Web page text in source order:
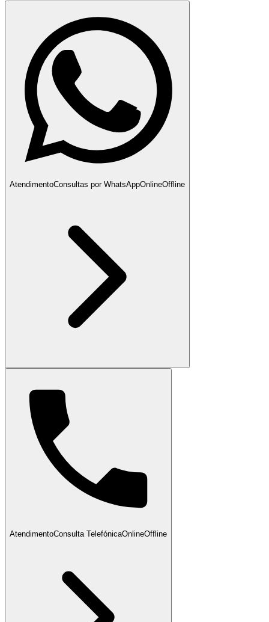
AtendimentoConsultas por WhatsAppOnlineOffline
AtendimentoConsulta TelefónicaOnlineOffline